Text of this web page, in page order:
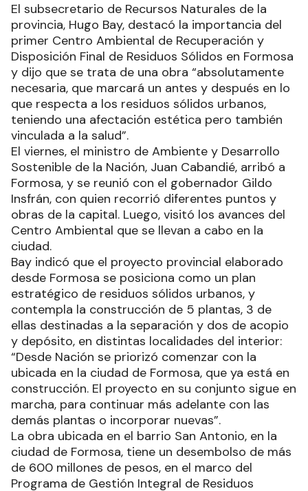
El subsecretario de Recursos Naturales de la
provincia, Hugo Bay, destacó la importancia del
primer Centro Ambiental de Recuperación y
Disposición Final de Residuos Sólidos en Formosa
y dijo que se trata de una obra “absolutamente
necesaria, que marcará un antes y después en lo
que respecta a los residuos sólidos urbanos,
teniendo una afectación estética pero también
vinculada a la salud”.
El viernes, el ministro de Ambiente y Desarrollo
Sostenible de la Nación, Juan Cabandié, arribó a
Formosa, y se reunió con el gobernador Gildo
Insfrán, con quien recorrió diferentes puntos y
obras de la capital. Luego, visitó los avances del
Centro Ambiental que se llevan a cabo en la
ciudad.
Bay indicó que el proyecto provincial elaborado
desde Formosa se posiciona como un plan
estratégico de residuos sólidos urbanos, y
contempla la construcción de 5 plantas, 3 de
ellas destinadas a la separación y dos de acopio
y depósito, en distintas localidades del interior:
“Desde Nación se priorizó comenzar con la
ubicada en la ciudad de Formosa, que ya está en
construcción. El proyecto en su conjunto sigue en
marcha, para continuar más adelante con las
demás plantas o incorporar nuevas”.
La obra ubicada en el barrio San Antonio, en la
ciudad de Formosa, tiene un desembolso de más
de 600 millones de pesos, en el marco del
Programa de Gestión Integral de Residuos